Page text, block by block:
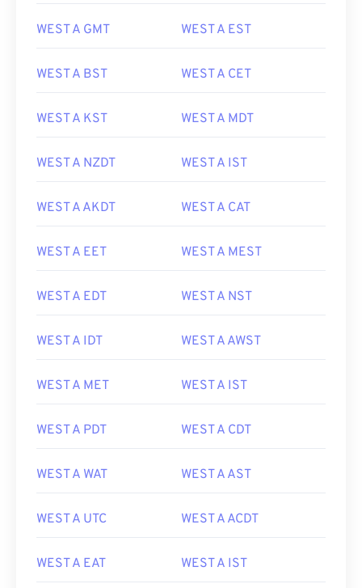
WEST A GMT WEST A EST
WEST A BST WEST A CET
WEST A KST WEST A MDT
WEST A NZDT WEST A IST
WEST A AKDT WEST A CAT
WEST A EET WEST A MEST
WEST A EDT WEST A NST
WEST A IDT WEST A AWST
WEST A MET WEST A IST
WEST A PDT WEST A CDT
WEST A WAT WEST A AST
WEST A UTC WEST A ACDT
WEST A EAT WEST A IST